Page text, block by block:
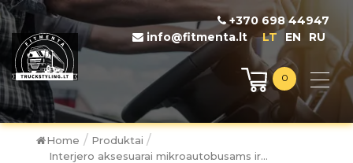
+370 698 44947
info@fitmenta.lt
LT EN RU
0
Home / Produktai /
Interjero aksesuarai mikroautobusams ir...